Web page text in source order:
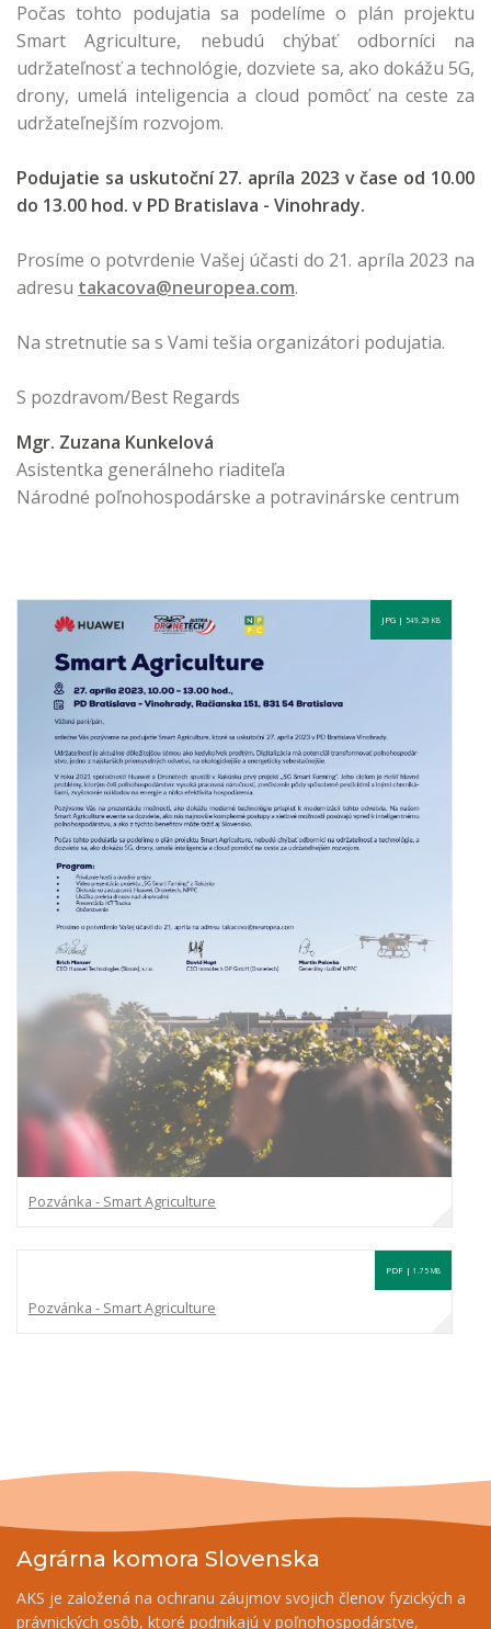
Počas tohto podujatia sa podelíme o plán projektu
Smart Agriculture, nebudú chýbať odborníci na
udržateľnosť a technológie, dozviete sa, ako dokážu 5G,
drony, umelá inteligencia a cloud pomôcť na ceste za
udržateľnejším rozvojom.
Podujatie sa uskutoční 27. apríla 2023 v čase od 10.00
do 13.00 hod. v PD Bratislava - Vinohrady.
Prosíme o potvrdenie Vašej účasti do 21. apríla 2023 na
adresu takacova@neuropea.com.
Na stretnutie sa s Vami tešia organizátori podujatia.
S pozdravom/Best Regards
Mgr. Zuzana Kunkelová
Asistentka generálneho riaditeľa
Národné poľnohospodárske a potravinárske centrum
JPG | 549.29 KB
Pozvánka - Smart Agriculture
PDF | 1.75 MB
Pozvánka - Smart Agriculture
Agrárna komora Slovenska
AKS je založená na ochranu záujmov svojich členov fyzických a
právnických osôb, ktoré podnikajú v poľnohospodárstve,